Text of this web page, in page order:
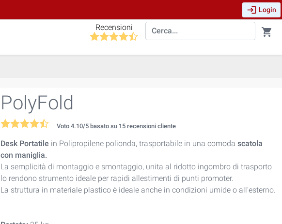
login Login
Recensioni shopping_cart
PolyFold
Voto4.10/5 basato su 15 recensioni cliente
Desk Portatile in Polipropilene polionda, trasportabile in una comodascatola
con maniglia.
La semplicità di montaggio e smontaggio, unita al ridotto ingombro di trasporto
lo rendono strumento ideale per rapidi allestimenti di punti promoter.
La struttura in materiale plastico è ideale anche in condizioni umide o all'esterno.